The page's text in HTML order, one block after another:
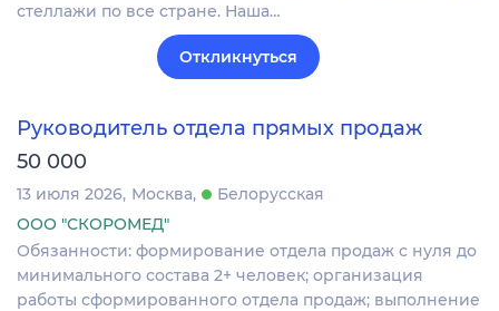
стеллажи по все стране. Наша…
Откликнуться
Руководитель отдела прямых продаж
50 000
13 июля 2026 Москва
Белорусская
ООО "СКОРОМЕД"
Обязанности: формирование отдела продаж с нуля до
минимального состава 2+ человек; организация
работы сформированного отдела продаж; выполнение